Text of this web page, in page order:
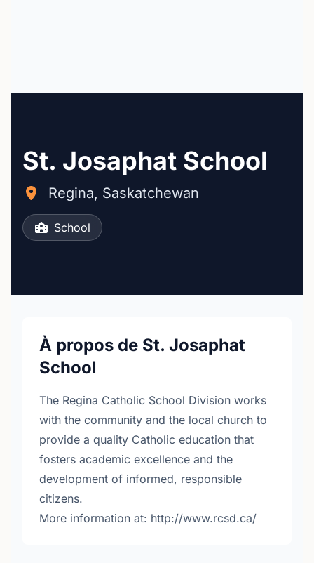
St. Josaphat School
Regina, Saskatchewan
School
À propos de St. Josaphat
School
The Regina Catholic School Division works
with the community and the local church to
provide a quality Catholic education that
fosters academic excellence and the
development of informed, responsible
citizens.
More information at: http://www.rcsd.ca/